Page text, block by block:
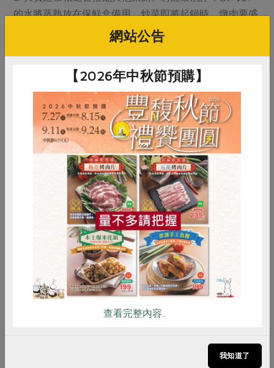
的水將蒸熟放在保鮮盒備用。炒菜即將起鍋時、燉肉要盛
裝成盤時，加一杓紅藜。
3. 煎蛋時可加入一瓢蒸好的紅藜和蛋液一起打散，做成紅
4. 加一瓢蒸好的紅藜在熱牛奶裡，吃進滿滿的膳食纖維。
5. 一般最常見的紅藜吃法是加在飯裡一起蒸煮，比例可以
用紅藜：白米或糙米＝ 1：10。
RPET 食譜 減硝酸鹽
雞蛋 食安 共同購買
網站公告
【2026年中秋節預購】
查看完整內容..
我知道了